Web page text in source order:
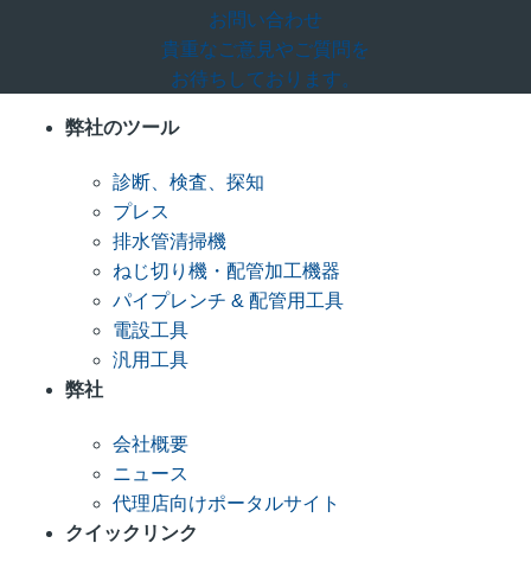
お問い合わせ
貴重なご意見やご質問を
お待ちしております。
弊社のツール
診断、検査、探知
プレス
排水管清掃機
ねじ切り機・配管加工機器
パイプレンチ & 配管用工具
電設工具
汎用工具
弊社
会社概要
ニュース
代理店向けポータルサイト
クイックリンク